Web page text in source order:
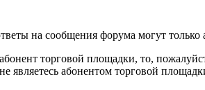
на сообщения форума могут
торговой площадки, то,
являетесь абонентом торговой